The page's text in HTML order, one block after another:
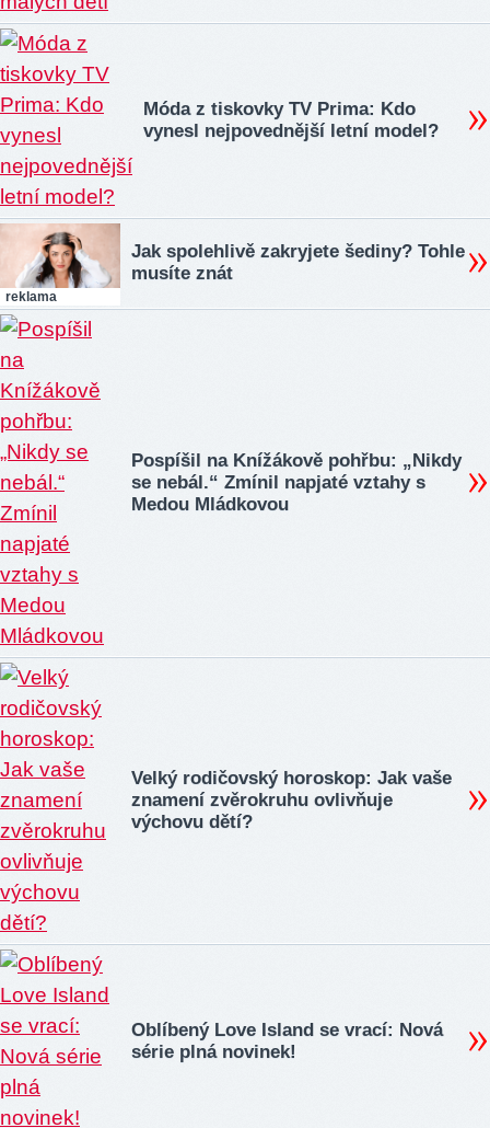
Móda z tiskovky TV Prima: Kdo
vynesl nejpovednější letní model?
reklama
Jak spolehlivě zakryjete šediny? Tohle
musíte znát
Pospíšil na Knížákově pohřbu: „Nikdy
se nebál.“ Zmínil napjaté vztahy s
Medou Mládkovou
Velký rodičovský horoskop: Jak vaše
znamení zvěrokruhu ovlivňuje
výchovu dětí?
Oblíbený Love Island se vrací: Nová
série plná novinek!